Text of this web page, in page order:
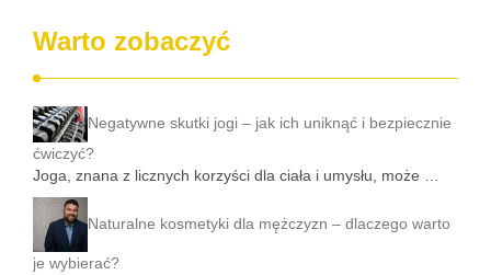
Warto zobaczyć
Negatywne skutki jogi – jak ich uniknąć i bezpiecznie
ćwiczyć?
Joga, znana z licznych korzyści dla ciała i umysłu, może …
Naturalne kosmetyki dla mężczyzn – dlaczego warto
je wybierać?